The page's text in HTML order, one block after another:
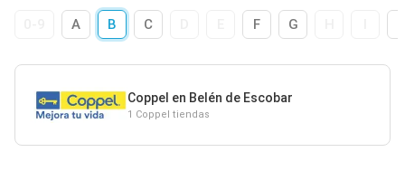
A B C F G
Coppel en Belén de Escobar
1 Coppel tiendas